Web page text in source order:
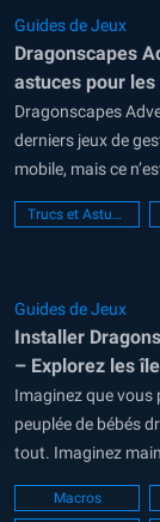
Guides de Jeux
Dragonscapes
astuces pour
les dresseurs
Dragonscapes
derniers jeux de
mobile, mais ce
ferme puisque vous
collectionner des
Trucs et Astuces
Guides de Jeux
Installer
– Explorez les
Imaginez que vous
peuplée de bébés
tout. Imaginez
qu’une des
archipel
Macros